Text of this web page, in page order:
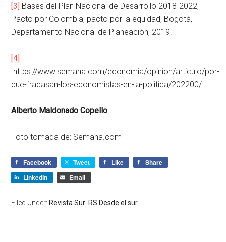
[3] Bases del Plan Nacional de Desarrollo 2018-2022,
Pacto por Colombia, pacto por la equidad, Bogotá,
Departamento Nacional de Planeación, 2019.
[4]
https://www.semana.com/economia/opinion/articulo/por-
que-fracasan-los-economistas-en-la-politica/202200/
Alberto Maldonado Copello
Foto tomada de: Semana.com
Facebook Tweet Like
Share
LinkedIn
Email
Filed Under: Revista Sur RS Desde el sur